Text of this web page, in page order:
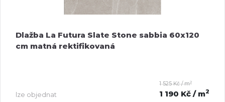
Dlažba La Futura Slate Stone sabbia 60x120
cm matná rektifikovaná
lze objednat
1 525 Kč / m2
1 190 Kč / m2